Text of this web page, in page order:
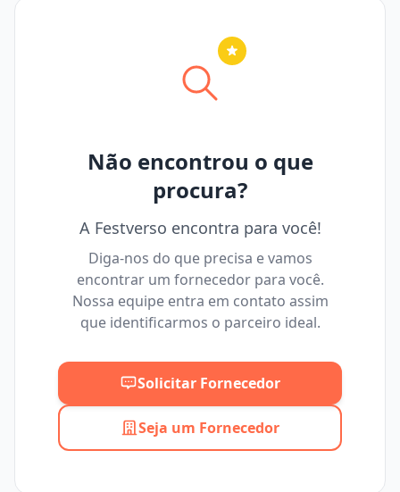
Máximo
Não encontrou o que
procura?
A Festverso encontra para você!
Diga-nos do que precisa e vamos
encontrar um fornecedor para você.
Nossa equipe entra em contato assim
que identificarmos o parceiro ideal.
Solicitar Fornecedor
Seja um Fornecedor